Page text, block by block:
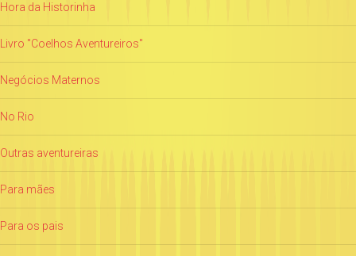
Hora da Historinha
Livro "Coelhos Aventureiros"
Negócios Maternos
No Rio
Outras aventureiras
Para mães
Para os pais